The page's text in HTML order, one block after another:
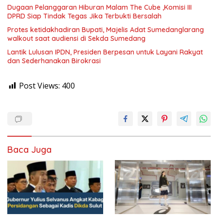
Dugaan Pelanggaran Hiburan Malam The Cube ,Komisi III
DPRD Siap Tindak Tegas Jika Terbukti Bersalah
Protes ketidakhadiran Bupati, Majelis Adat Sumedanglarang
walkout saat audiensi di Sekda Sumedang
Lantik Lulusan IPDN, Presiden Berpesan untuk Layani Rakyat
dan Sederhanakan Birokrasi
Post Views: 400
Baca Juga